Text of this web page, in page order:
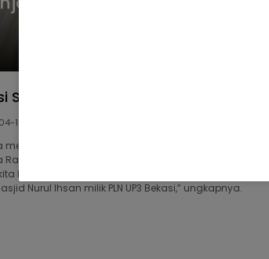
Salurkan Sembako dan Santuni Yatim
19
10 anak yatim disekitar kantor. Selanjutnya
santuni 20 anak yatim di Duren Jaya. Dan
berikan santunan untuk 34 anak yatim serta 25 guru
Nurul Ihsan milik PLN UP3 Bekasi,” ungkapnya.